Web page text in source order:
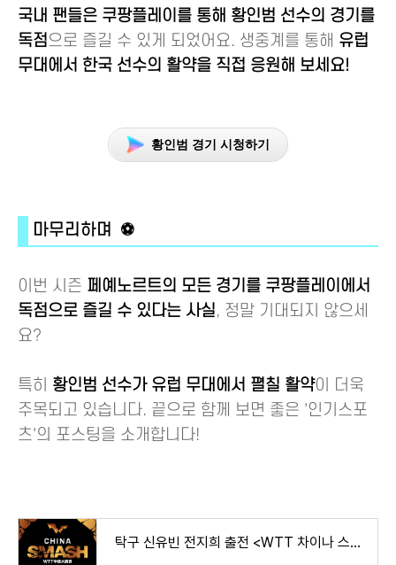
국내 팬들은 쿠팡플레이를 통해 황인범 선수의 경기를
독점으로 즐길 수 있게 되었어요. 생중계를 통해 유럽
무대에서 한국 선수의 활약을 직접 응원해 보세요!
황인범 경기 시청하기
마무리하며 ⚽
이번 시즌 페예노르트의 모든 경기를 쿠팡플레이에서
독점으로 즐길 수 있다는 사실, 정말 기대되지 않으세
요?
특히 황인범 선수가 유럽 무대에서 펼칠 활약이 더욱
주목되고 있습니다. 끝으로 함께 보면 좋은 '인기스포
츠'의 포스팅을 소개합니다!
탁구 신유빈 전지희 출전 <WTT 차이나 스매시> 소개! [중국 베이징 경기 일정 중계 우승 상금 단식